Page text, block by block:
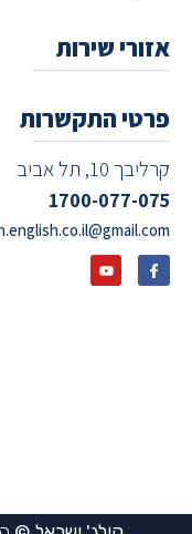
אזורי שירות
פרטי התקשרות
קרליבך 10, תל אביב
1700-077-075